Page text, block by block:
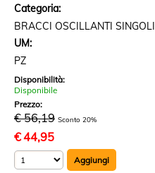
Categoria:
BRACCI OSCILLANTI SINGOLI
UM:
PZ
Disponibilità:
Disponibile
Prezzo:
€ 56,19 Sconto 20%
€44,95